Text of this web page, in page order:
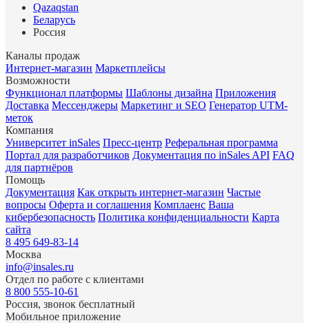
Qazaqstan
Беларусь
Россия
Каналы продаж
Интернет-магазин Маркетплейсы
Возможности
Функционал платформы Шаблоны дизайна Приложения
Доставка Мессенджеры Маркетинг и SEO Генератор UTM-
меток
Компания
Университет inSales Пресс-центр Реферальная программа
Портал для разработчиков Документация по inSales API FAQ
для партнёров
Помощь
Документация Как открыть интернет-магазин Частые
вопросы Оферта и соглашения Комплаенс Ваша
кибербезопасность Политика конфиденциальности Карта
сайта
8 495 649-83-14
Москва
info@insales.ru
Отдел по работе с клиентами
8 800 555-10-61
Россия, звонок бесплатный
Мобильное приложение